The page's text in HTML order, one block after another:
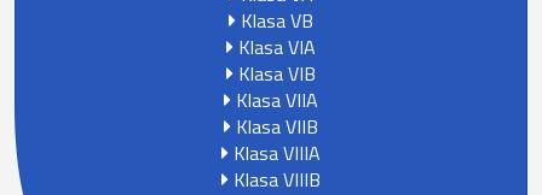
Klasa VB
Klasa VIA
Klasa VIB
Klasa VIIA
Klasa VIIB
Klasa VIIIA
Klasa VIIIB